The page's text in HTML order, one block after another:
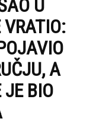
U
VRATIO:
A
JE BIO